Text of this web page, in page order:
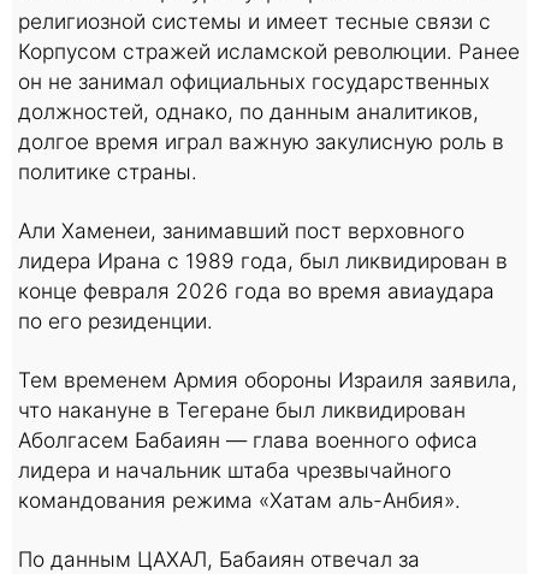
религиозной системы и имеет тесные связи с
Корпусом стражей исламской революции. Ранее
он не занимал официальных государственных
должностей, однако, по данным аналитиков,
долгое время играл важную закулисную роль в
политике страны.
Али Хаменеи, занимавший пост верховного
лидера Ирана с 1989 года, был ликвидирован в
конце февраля 2026 года во время авиаудара
по его резиденции.
Тем временем Армия обороны Израиля заявила,
что накануне в Тегеране был ликвидирован
Аболгасем Бабаиян — глава военного офиса
лидера и начальник штаба чрезвычайного
командования режима «Хатам аль-Анбия».
По данным ЦАХАЛ, Бабаиян отвечал за